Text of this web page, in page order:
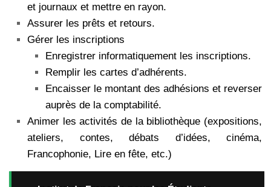
et journaux et mettre en rayon.
Assurer les prêts et retours.
Gérer les inscriptions
Enregistrer informatiquement les inscriptions.
Remplir les cartes d’adhérents.
Encaisser le montant des adhésions et reverser
auprès de la comptabilité.
Animer les activités de la bibliothèque (expositions,
ateliers, contes, débats d’idées, cinéma,
Francophonie, Lire en fête, etc.)